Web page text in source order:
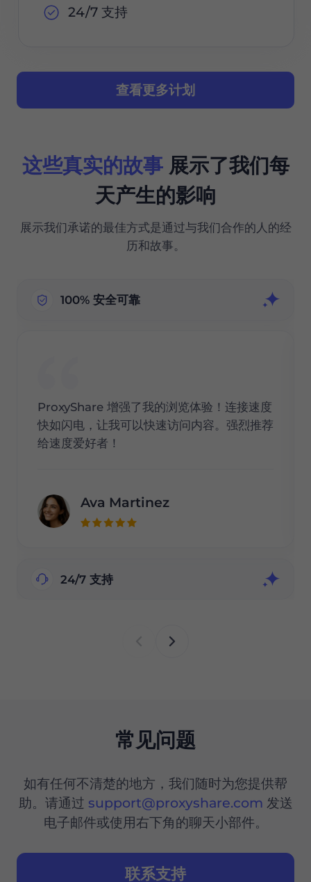
24/7 支持
查看更多计划
这些真实的故事展示了我们每
天产生的影响
展示我们承诺的最佳方式是通过与我们合作的人的经
历和故事。
100% 安全可靠
ProxyShare 增强了我的浏览体验！连接速度
快如闪电，让我可以快速访问内容。强烈推荐
给速度爱好者！
Ava Martinez
24/7 支持
常见问题
如有任何不清楚的地方，我们随时为您提供帮
助。请通过 support@proxyshare.com 发送
电子邮件或使用右下角的聊天小部件。
联系支持